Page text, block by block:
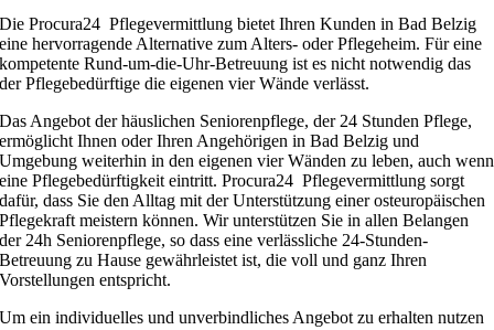
Die Procura24 Pflegevermittlung bietet Ihren Kunden in Bad Belzig
eine hervorragende Alternative zum Alters- oder Pflegeheim. Für eine
kompetente Rund-um-die-Uhr-Betreuung ist es nicht notwendig das
der Pflegebedürftige die eigenen vier Wände verlässt.
Das Angebot der häuslichen Seniorenpflege, der 24 Stunden Pflege,
ermöglicht Ihnen oder Ihren Angehörigen in Bad Belzig und
Umgebung weiterhin in den eigenen vier Wänden zu leben, auch wenn
eine Pflegebedürftigkeit eintritt. Procura24 Pflegevermittlung sorgt
dafür, dass Sie den Alltag mit der Unterstützung einer osteuropäischen
Pflegekraft meistern können. Wir unterstützen Sie in allen Belangen
der 24h Seniorenpflege, so dass eine verlässliche 24-Stunden-
Betreuung zu Hause gewährleistet ist, die voll und ganz Ihren
Vorstellungen entspricht.
Um ein individuelles und unverbindliches Angebot zu erhalten nutzen